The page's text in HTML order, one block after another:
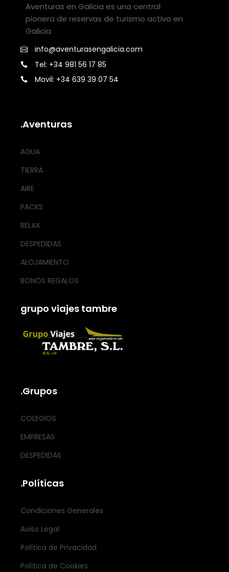
Aventuras en Galicia es una central
pionera de reservas de turismo activo en
Galicia
info@aventurasengalicia.com
Tel: +34 981 56 17 85
Movil: +34 639 39 07 54
.Aventuras
AGUA
TIERRA
AIRE
PACKS
RELAX
DESPEDIDAS
ALOJAMIENTO
BONOS REGALOS
grupo viajes tambre
.Grupos
COLEGIOS
EMPRESAS
DESPEDIDAS
.Políticas
Condiciones Generales
Aviso Legal
Política de Privacidad
Política de Cookies